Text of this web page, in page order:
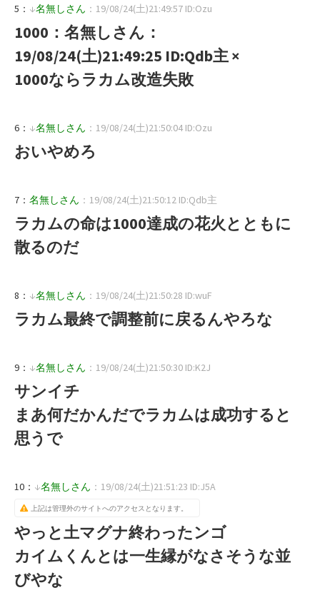
5： ↓名無しさん ：19/08/24(土)21:49:57 ID:Ozu
1000：名無しさん：
19/08/24(土)21:49:25 ID:Qdb主 ×
1000ならラカム改造失敗
6： ↓名無しさん ：19/08/24(土)21:50:04 ID:Ozu
おいやめろ
7： 名無しさん ：19/08/24(土)21:50:12 ID:Qdb主
ラカムの命は1000達成の花火とともに
散るのだ
8： ↓名無しさん ：19/08/24(土)21:50:28 ID:wuF
ラカム最終で調整前に戻るんやろな
9： ↓名無しさん ：19/08/24(土)21:50:30 ID:K2J
サンイチ
まあ何だかんだでラカムは成功すると
思うで
10： ↓名無しさん ：19/08/24(土)21:51:23 ID:J5A
上記は管理外のサイトへのアクセスとなります。
やっと土マグナ終わったンゴ
カイムくんとは一生縁がなさそうな並
びやな